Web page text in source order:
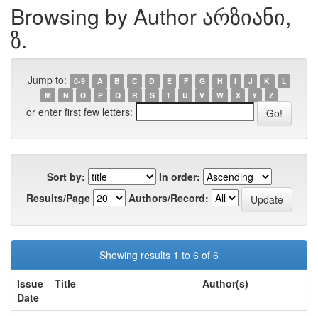
Browsing by Author არზიანი,
ზ.
Jump to: 0-9 A B C D E F G H I J K
L
M
N O P Q R S T U V W X Y Z
or enter first few letters:
Sort by:
In order:
Results/Page
Authors/Record:
Showing results 1 to 6 of 6
Issue
Date
Title Author(s)